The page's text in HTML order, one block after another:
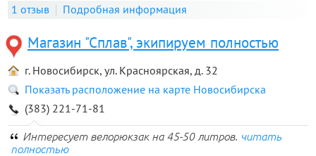
1 отзыв Подробная информация
Магазин "Сплав", экипируем полностью
г. Новосибирск, ул. Красноярская, д. 32
Показать расположение на карте Новосибирска
(383) 221-71-81
Интересует велорюкзак на 45-50 литров. читать
полностью